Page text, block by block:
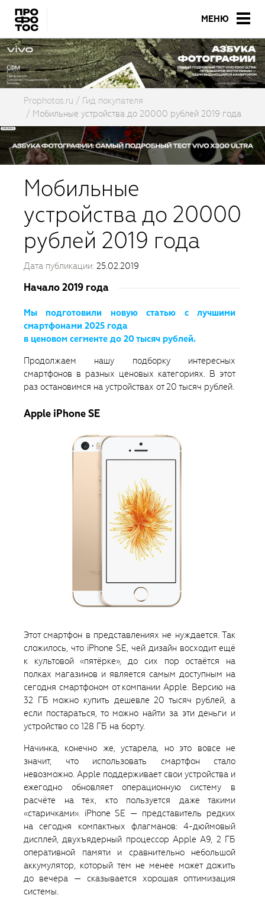
МЕНЮ
Prophotos.ru
Гид покупателя
Мобильные устройства до 20000 рублей 2019 года
Мобильные
устройства до 20000
рублей 2019 года
Дата публикации: 25.02.2019
Начало 2019 года
Мы подготовили новую статью с лучшими
смартфонами 2025 года
в ценовом сегменте до 20 тысяч рублей.
Продолжаем нашу подборку интересных
смартфонов в разных ценовых категориях. В этот
раз остановимся на устройствах от 20 тысяч рублей.
Apple iPhone SE
Этот смартфон в представлениях не нуждается. Так
сложилось, что iPhone SE, чей дизайн восходит ещё
к культовой «пятёрке», до сих пор остаётся на
полках магазинов и является самым доступным на
сегодня смартфоном от компании Apple. Версию на
32 ГБ можно купить дешевле 20 тысяч рублей, а
если постараться, то можно найти за эти деньги и
устройство со 128 ГБ на борту.
Начинка, конечно же, устарела, но это вовсе не
значит, что использовать смартфон стало
невозможно. Apple поддерживает свои устройства и
ежегодно обновляет операционную систему в
расчёте на тех, кто пользуется даже такими
«старичками». iPhone SE — представитель редких
на сегодня компактных флагманов: 4-дюймовый
дисплей, двухъядерный процессор Apple A9, 2 ГБ
оперативной памяти и сравнительно небольшой
аккумулятор, который тем не менее может дожить
до вечера — сказывается хорошая оптимизация
системы.